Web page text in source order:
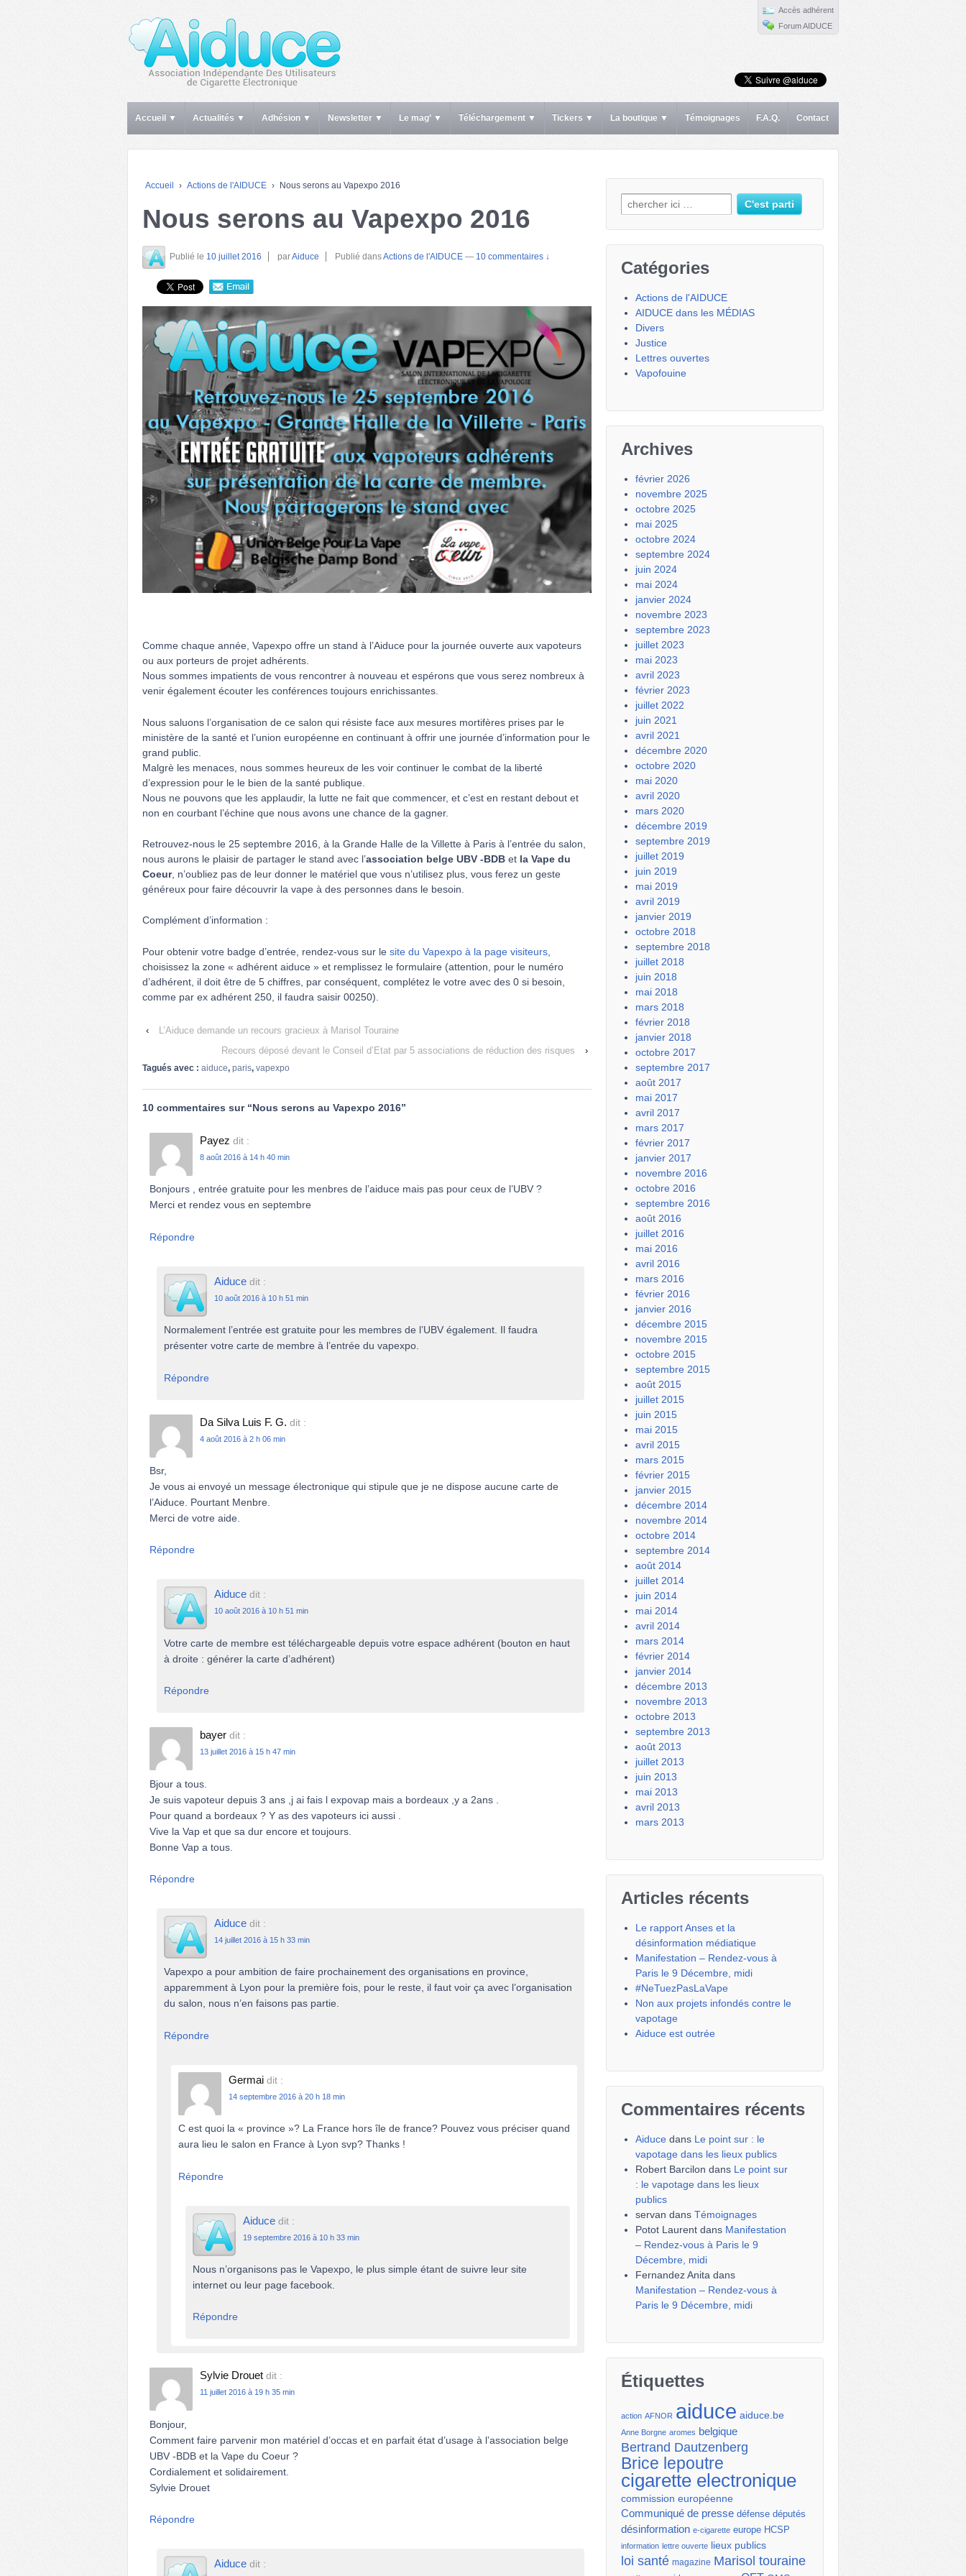
Accès adhérent
Forum AIDUCE
Accueil ▼ Actualités ▼ Adhésion ▼ Newsletter ▼ Le mag’ ▼ Téléchargement ▼ Tickers ▼ La boutique ▼ Témoignages F.A.Q. Contact
Accueil › Actions de l'AIDUCE › Nous serons au Vapexpo 2016
Nous serons au Vapexpo 2016
Publié le 10 juillet 2016 parAiduce Publié dansActions de l'AIDUCE — 10 commentaires ↓
Comme chaque année, Vapexpo offre un stand à l’Aiduce pour la journée ouverte aux vapoteurs
ou aux porteurs de projet adhérents.
Nous sommes impatients de vous rencontrer à nouveau et espérons que vous serez nombreux à
venir également écouter les conférences toujours enrichissantes.
Nous saluons l’organisation de ce salon qui résiste face aux mesures mortifères prises par le
ministère de la santé et l’union européenne en continuant à offrir une journée d’information pour le
grand public.
Malgrè les menaces, nous sommes heureux de les voir continuer le combat de la liberté
d’expression pour le le bien de la santé publique.
Nous ne pouvons que les applaudir, la lutte ne fait que commencer, et c’est en restant debout et
non en courbant l’échine que nous avons une chance de la gagner.
Retrouvez-nous le 25 septembre 2016, à la Grande Halle de la Villette à Paris à l’entrée du salon,
nous aurons le plaisir de partager le stand avec l’association belge UBV -BDB et la Vape du
Coeur, n’oubliez pas de leur donner le matériel que vous n’utilisez plus, vous ferez un geste
généreux pour faire découvrir la vape à des personnes dans le besoin.
Complément d’information :
Pour obtenir votre badge d’entrée, rendez-vous sur le site du Vapexpo à la page visiteurs
choisissez la zone « adhérent aiduce » et remplissez le formulaire (attention, pour le numéro
d’adhérent, il doit être de 5 chiffres, par conséquent, complétez le votre avec des 0 si besoin,
comme par ex adhérent 250, il faudra saisir 00250).
‹
L’Aiduce demande un recours gracieux à Marisol Touraine
Recours déposé devant le Conseil d’Etat par 5 associations de réduction des risques
›
Tagués avec : aiduce, paris, vapexpo
10 commentaires sur “Nous serons au Vapexpo 2016”
Payez dit :
8 août 2016 à 14 h 40 min
Bonjours , entrée gratuite pour les menbres de l’aiduce mais pas pour ceux de l’UBV ?
Merci et rendez vous en septembre
Répondre
Aiduce dit :
10 août 2016 à 10 h 51 min
Normalement l’entrée est gratuite pour les membres de l’UBV également. Il faudra
présenter votre carte de membre à l’entrée du vapexpo.
Répondre
Da Silva Luis F. G. dit :
4 août 2016 à 2 h 06 min
Bsr,
Je vous ai envoyé un message électronique qui stipule que je ne dispose aucune carte de
l’Aiduce. Pourtant Menbre.
Merci de votre aide.
Répondre
Aiduce dit :
10 août 2016 à 10 h 51 min
Votre carte de membre est téléchargeable depuis votre espace adhérent (bouton en haut
à droite : générer la carte d’adhérent)
Répondre
bayer dit :
13 juillet 2016 à 15 h 47 min
Bjour a tous.
Je suis vapoteur depuis 3 ans ,j ai fais l expovap mais a bordeaux ,y a 2ans .
Pour quand a bordeaux ? Y as des vapoteurs ici aussi .
Vive la Vap et que sa dur encore et toujours.
Bonne Vap a tous.
Répondre
Aiduce dit :
14 juillet 2016 à 15 h 33 min
Vapexpo a pour ambition de faire prochainement des organisations en province,
apparemment à Lyon pour la première fois, pour le reste, il faut voir ça avec l’organisation
du salon, nous n’en faisons pas partie.
Répondre
Germai dit :
14 septembre 2016 à 20 h 18 min
C est quoi la « province »? La France hors île de france? Pouvez vous préciser quand
aura lieu le salon en France à Lyon svp? Thanks !
Répondre
Aiduce dit :
19 septembre 2016 à 10 h 33 min
Nous n’organisons pas le Vapexpo, le plus simple étant de suivre leur site
internet ou leur page facebook.
Répondre
Sylvie Drouet dit :
11 juillet 2016 à 19 h 35 min
Bonjour,
Comment faire parvenir mon matériel d’occas et en parfait état d’usage à l’association belge
UBV -BDB et la Vape du Coeur ?
Cordialement et solidairement.
Sylvie Drouet
Répondre
Aiduce dit :
Recherche pour:
Catégories
Actions de l'AIDUCE
AIDUCE dans les MÉDIAS
Divers
Justice
Lettres ouvertes
Vapofouine
Archives
février 2026
novembre 2025
octobre 2025
mai 2025
octobre 2024
septembre 2024
juin 2024
mai 2024
janvier 2024
novembre 2023
septembre 2023
juillet 2023
mai 2023
avril 2023
février 2023
juillet 2022
juin 2021
avril 2021
décembre 2020
octobre 2020
mai 2020
avril 2020
mars 2020
décembre 2019
septembre 2019
juillet 2019
juin 2019
mai 2019
avril 2019
janvier 2019
octobre 2018
septembre 2018
juillet 2018
juin 2018
mai 2018
mars 2018
février 2018
janvier 2018
octobre 2017
septembre 2017
août 2017
mai 2017
avril 2017
mars 2017
février 2017
janvier 2017
novembre 2016
octobre 2016
septembre 2016
août 2016
juillet 2016
mai 2016
avril 2016
mars 2016
février 2016
janvier 2016
décembre 2015
novembre 2015
octobre 2015
septembre 2015
août 2015
juillet 2015
juin 2015
mai 2015
avril 2015
mars 2015
février 2015
janvier 2015
décembre 2014
novembre 2014
octobre 2014
septembre 2014
août 2014
juillet 2014
juin 2014
mai 2014
avril 2014
mars 2014
février 2014
janvier 2014
décembre 2013
novembre 2013
octobre 2013
septembre 2013
août 2013
juillet 2013
juin 2013
mai 2013
avril 2013
mars 2013
Articles récents
Le rapport Anses et la
désinformation médiatique
Manifestation – Rendez-vous à
Paris le 9 Décembre, midi
#NeTuezPasLaVape
Non aux projets infondés contre le
vapotage
Aiduce est outrée
Commentaires récents
Aiduce dans Le point sur : le
vapotage dans les lieux publics
Robert Barcilon dans Le point sur
: le vapotage dans les lieux
publics
servan dansTémoignages
Potot Laurent dans Manifestation
– Rendez-vous à Paris le 9
Décembre, midi
Fernandez Anita dans
Manifestation – Rendez-vous à
Paris le 9 Décembre, midi
Étiquettes
action AFNOR aiduce aiduce.be
Anne Borgne aromes belgique
Bertrand Dautzenberg
Brice lepoutre
cigarette electronique
commission européenne
Communiqué de presse défense députés
désinformation e-cigarette europe HCSP
information lettre ouverte lieux publics
loi santé magazine Marisol touraine